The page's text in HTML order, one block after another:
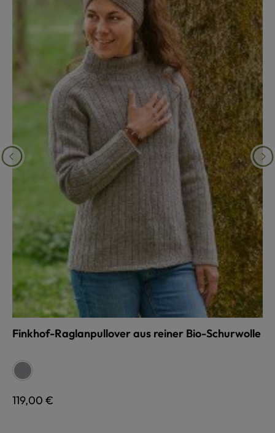
Finkhof-Raglanpullover aus reiner Bio-Schurwolle
Farbe
grau
Regulärer Preis:
119,00 €